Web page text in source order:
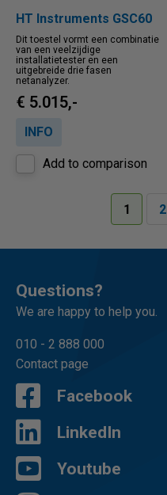
HT Instruments GSC60
Dit toestel vormt een combinatie
van een veelzijdige
installatietester en een
uitgebreide drie fasen
netanalyzer.
€ 5.015,-
INFO
Add to comparison
1 2
Questions?
We are happy to help you.
010 - 2 888 000
Contact page
Facebook
LinkedIn
Youtube